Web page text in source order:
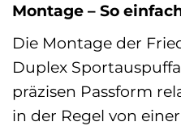
Montage – So
Die Montage der
Duplex
präzisen Passform
in der Regel von